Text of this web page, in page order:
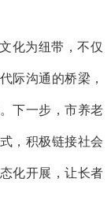
化为纽带，不仅
际沟通的桥梁，
下一步，市养老
，积极链接社会
化开展，让长者